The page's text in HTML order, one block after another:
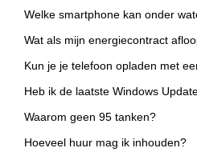
Welke smartphone kan onder
Wat als mijn energiecontract
Kun je je telefoon opladen met
Heb ik de laatste Windows
Waarom geen 95 tanken?
Hoeveel huur mag ik inhouden?